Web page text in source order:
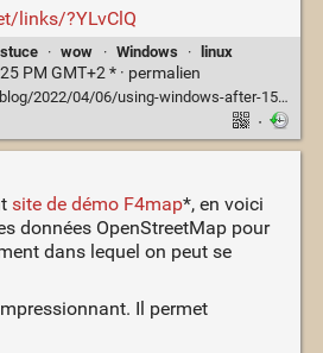
links/?YLvClQ
· wow · Windows · linux
PM GMT+2 * · permalien
04/06/using-windows-after-15-years-on-linux/
·
site de démo F4map*, en voici
données OpenStreetMap pour
dans lequel on peut se
Il permet